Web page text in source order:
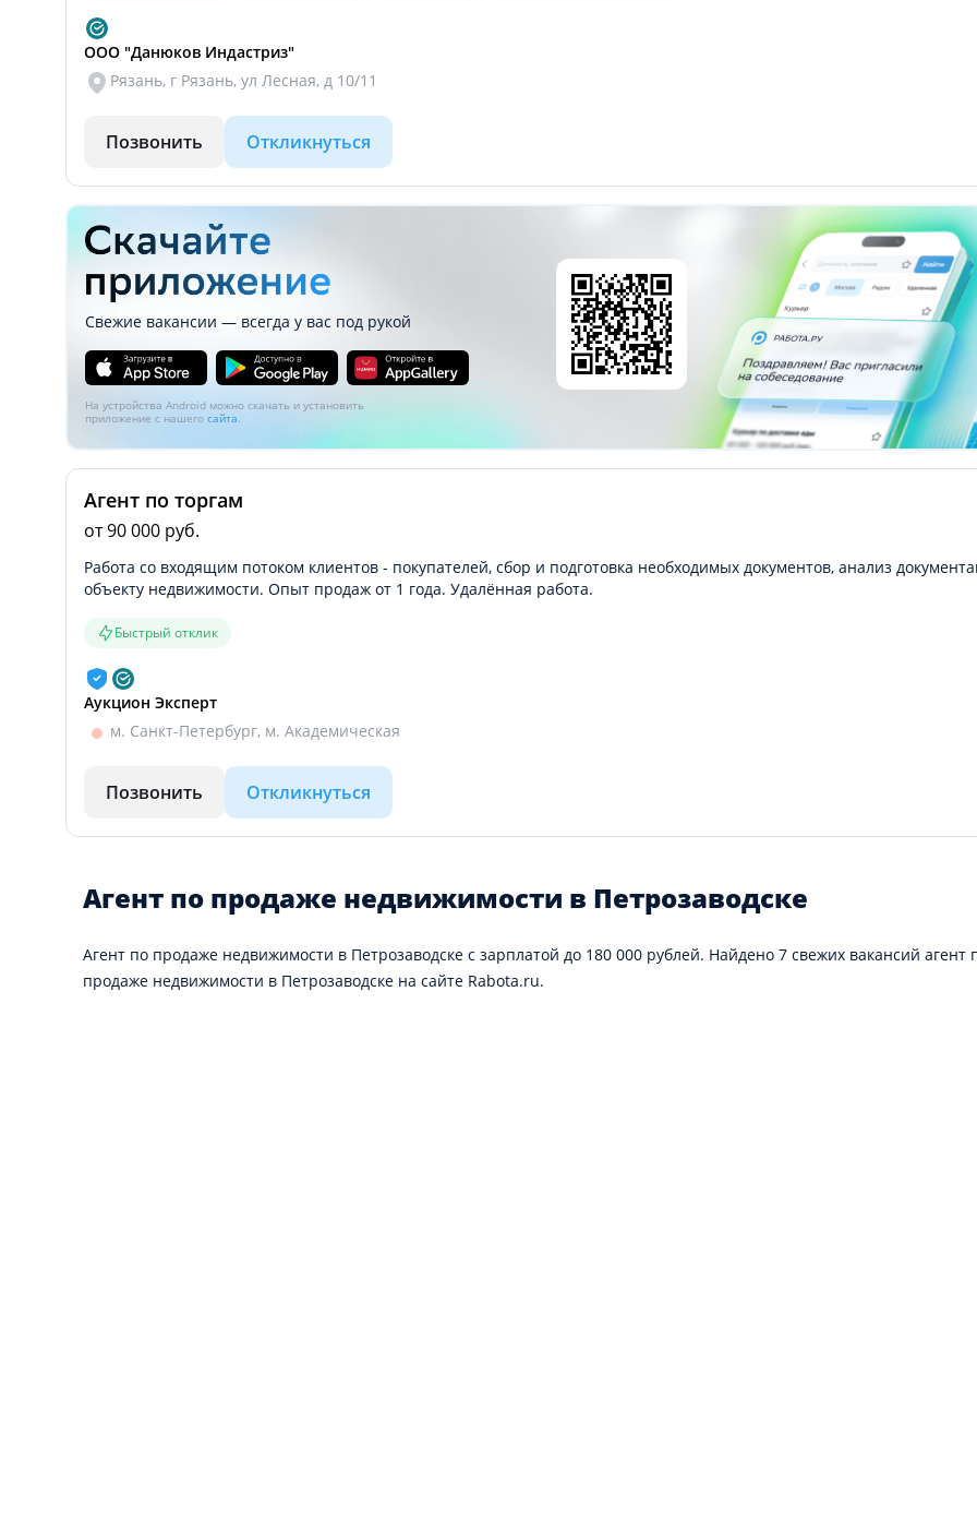
ООО "Данюков Индастриз"
Рязань, г Рязань, ул Лесная, д 10/11
Позвонить Откликнуться
Свежие вакансии — всегда у вас под рукой
На устройства Android можно скачать и установить
приложение с нашего сайта.
Агент по торгам
от 90 000 руб.
Работа со входящим потоком клиентов - покупателей, сбор и подготовка необходимых документов, анализ
объекту недвижимости. Опыт продаж от 1 года. Удалённая работа.
Быстрый отклик
Аукцион Эксперт
м. Санкт-Петербург, м. Академическая
Позвонить Откликнуться
Агент по продаже недвижимости в Петрозаводске
Агент по продаже недвижимости в Петрозаводске с зарплатой до 180 000 рублей. Найдено 7 свежих вакансий агент
продаже недвижимости в Петрозаводске на сайте Rabota.ru.